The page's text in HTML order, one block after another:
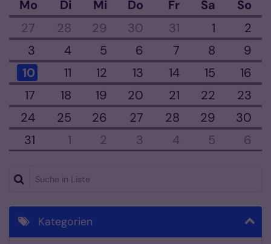
Mo
Di Mi Do Fr Sa
So
27
28 29 30 31 1
2
3
4 5 6 7 8
9
10
11 12 13 14 15
16
17
18 19 20 21 22
23
24
25 26 27 28 29
30
31
1 2 3 4 5 6
Suche in Liste
Kategorien